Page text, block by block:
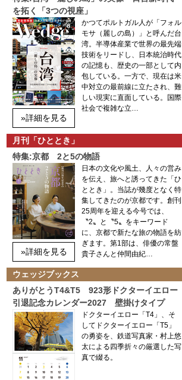
を拓く「3つの視座」
»詳細を見る
かつてポルトガル人が「フォル
モサ（麗しの島）」と呼んだ台
湾。半導体産業で世界の最先端
技術をリードし、日本統治時代
の記憶も、歴史の一部として内
包している。一方で、現在は米
中対立の最前線に立たされ、難
しい現実に直面している。国際
社会で複雑な立…
月刊「ひととき」
特集:京都 2と5の物語
»詳細を見る
日本の文化や風土、人々の営み
を伝え、旅へと誘ってきた「ひ
ととき」。当誌が幾度となく特
集してきたのが京都です。創刊
25周年を迎える今号では、
〝2〟と〝5〟をキーワード
に、京都で新たな旅の物語を紡
ぎます。第1部は、俳優の常盤
貴子さんと仲間由紀…
ウェッジブックス
ありがとうT4&T5 923形ドクターイエロー
引退記念カレンダー2027 壁掛けタイプ
ドクターイエロー「T4」、そ
してドクターイエロー「T5」
の勇姿を、鉄道写真家・村上悠
太による四季折々の厳選した写
真で綴る。